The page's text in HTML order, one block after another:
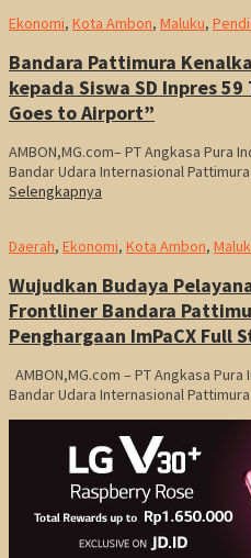
Ekonomi, Kota Ambon, Maluku,
Bandara Pattimura
kepada Siswa SD Inpres
Goes to Airport”
AMBON,MG.com– PT Angkasa Pura
Bandar Udara Internasional
Selengkapnya
Daerah, Ekonomi, Kota Ambon,
Wujudkan Budaya
Frontliner Bandara
Penghargaan ImPaCX Full
AMBON,MG.com – PT Angkasa
Bandar Udara Internasional